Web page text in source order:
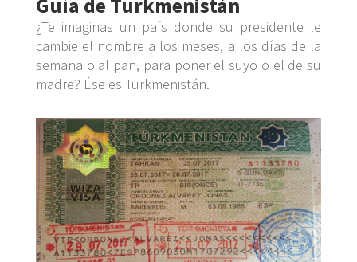
¿Te imaginas un país donde su presidente le
cambie el nombre a los meses, a los días de la
semana o al pan, para poner el suyo o el de su
madre? Ése es Turkmenistán.